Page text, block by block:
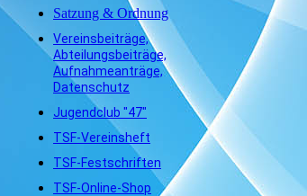
Satzung & Ordnung
Vereinsbeiträge,
Abteilungsbeiträge,
Aufnahmeanträge,
Datenschutz
Jugendclub "47"
TSF-Vereinsheft
TSF-Festschriften
TSF-Online-Shop